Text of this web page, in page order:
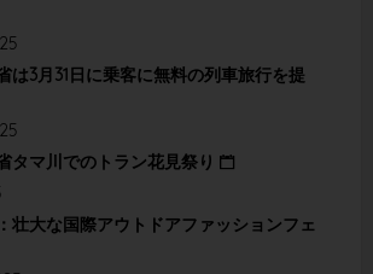
は3月31日に乗客に無料の列車旅行を提
タマ川でのトラン花見祭り
壮大な国際アウトドアファッションフェ